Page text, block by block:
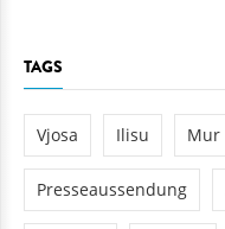
TAGS
Vjosa Ilisu Mur
Presseaussendung